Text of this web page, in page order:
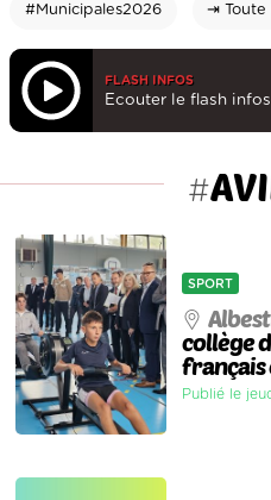
#Municipales2026 ⇥ Toute
FLASH INFOS
Ecouter le flash
#
SPORT
collège
français
Publié le